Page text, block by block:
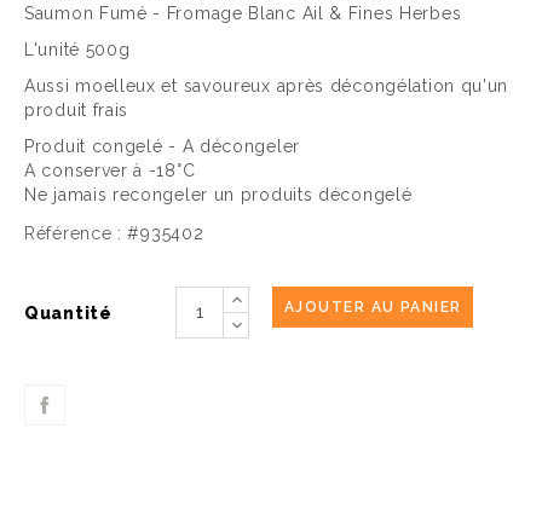
Saumon Fumé - Fromage Blanc Ail & Fines Herbes
L'unité 500g
Aussi moelleux et savoureux après décongélation qu'un
produit frais
Produit congelé - A décongeler
A conserver à -18°C
Ne jamais recongeler un produits décongelé
Référence : #935402
Quantité AJOUTER AU PANIER